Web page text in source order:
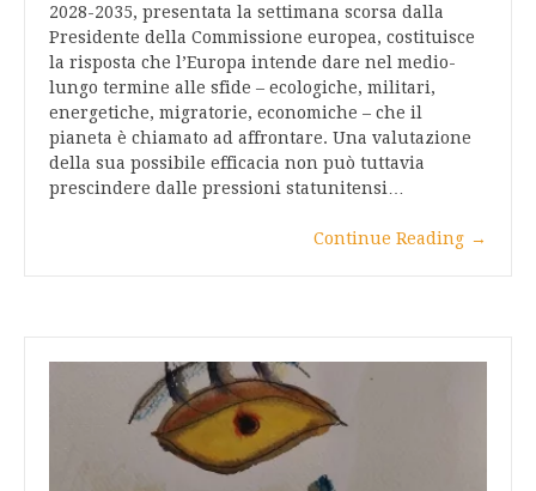
2028-2035, presentata la settimana scorsa dalla
Presidente della Commissione europea, costituisce
la risposta che l’Europa intende dare nel medio-
lungo termine alle sfide – ecologiche, militari,
energetiche, migratorie, economiche – che il
pianeta è chiamato ad affrontare. Una valutazione
della sua possibile efficacia non può tuttavia
prescindere dalle pressioni statunitensi…
Continue Reading →